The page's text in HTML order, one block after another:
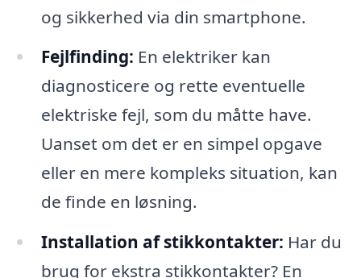
og sikkerhed via din smartphone.
Fejlfinding: En elektriker kan
diagnosticere og rette eventuelle
elektriske fejl, som du måtte have.
Uanset om det er en simpel opgave
eller en mere kompleks situation, kan
de finde en løsning.
Installation af stikkontakter: Har du
brug for ekstra stikkontakter? En